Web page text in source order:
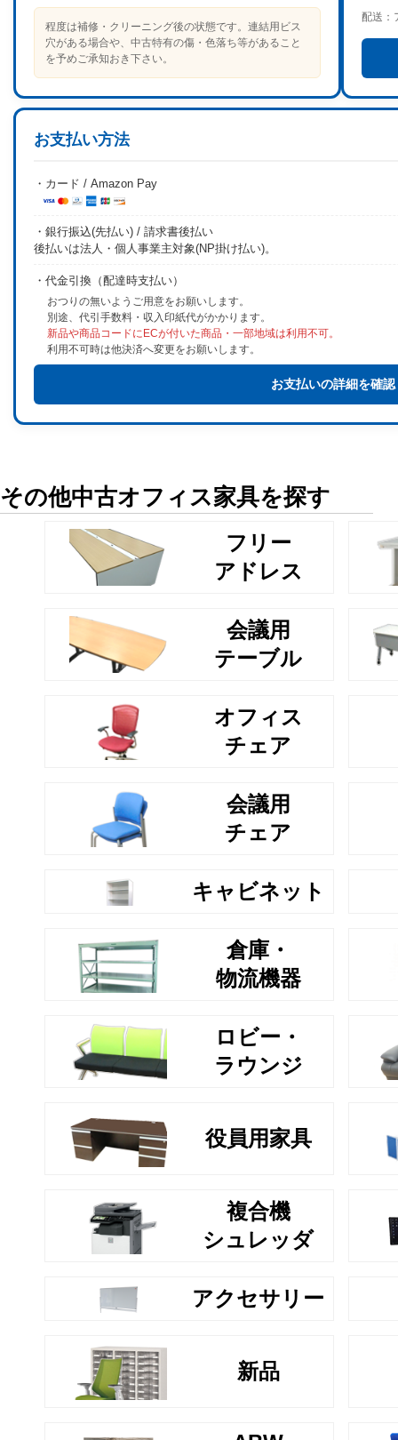
程度は補修・クリーニング後の状態です。連結用ビス
穴がある場合や、中古特有の傷・色落ち等があること
を予めご承知おき下さい。
配送：
お支払い方法
・カード / Amazon Pay
・銀行振込(先払い) / 請求書後払い
後払いは法人・個人事業主対象(NP掛け払い)。
・代金引換（配達時支払い）
おつりの無いようご用意をお願いします。
別途、代引手数料・収入印紙代がかかります。
新品や商品コードにECが付いた商品・一部地域は利用不可。
利用不可時は他決済へ変更をお願いします。
お支払いの詳細を確認
その他中古オフィス家具を探す
フリー
アドレス
会議用
テーブル
オフィス
チェア
会議用
チェア
キャビネット
倉庫・
物流機器
ロビー・
ラウンジ
役員用家具
複合機
シュレッダ
アクセサリー
新品